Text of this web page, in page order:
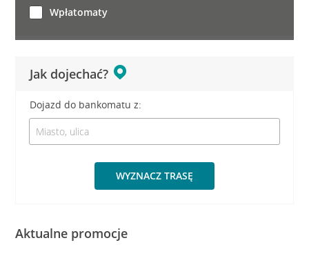
Jak dojechać?
Dojazd do bankomatu z:
WYZNACZ TRASĘ
Wpłatomaty
Aktualne promocje